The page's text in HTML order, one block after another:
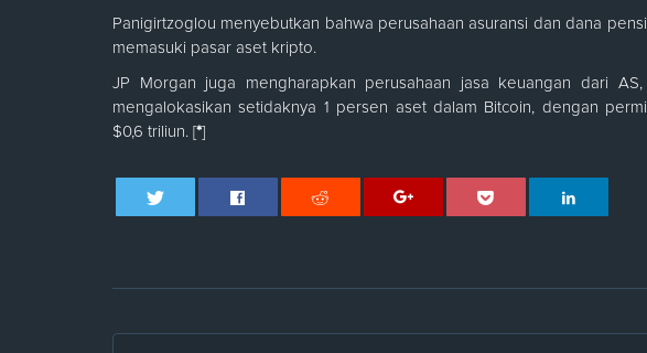
Panigirtzoglou menyebutkan bahwa perusahaan asuransi dan dana
memasuki pasar aset kripto.
JP Morgan juga mengharapkan perusahaan jasa keuangan dari
mengalokasikan setidaknya 1 persen aset dalam Bitcoin, dengan
$0,6 triliun. [*]